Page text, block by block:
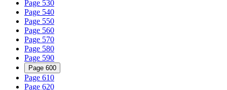
Page 530
Page 540
Page 550
Page 560
Page 570
Page 580
Page 590
Page 600
Page 610
Page 620